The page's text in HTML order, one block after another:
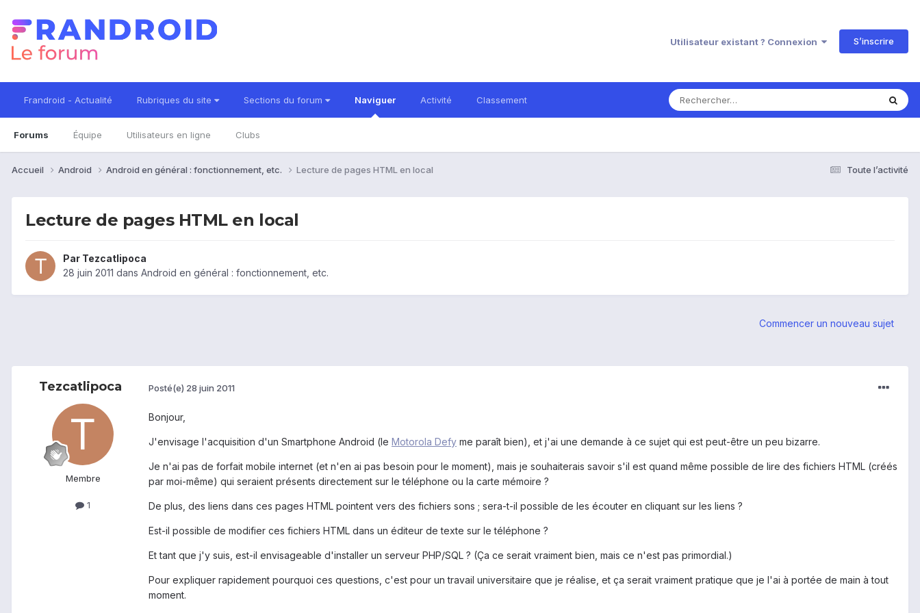
Utilisateur existant ? Connexion S’inscrire
Frandroid - Actualité Rubriques du site Sections du forum Naviguer
Forums Équipe Utilisateurs en ligne Clubs
Activité Classement
Toute l’activité
Accueil Android Android en général : fonctionnement, etc. Lecture de pages HTML en local
Lecture de pages HTML en local
Par Tezcatlipoca
28 juin 2011 dans Android en général : fonctionnement, etc.
Commencer un nouveau sujet
Tezcatlipoca
Membre
1
Posté(e) 28 juin 2011
Bonjour,
J'envisage l'acquisition d'un Smartphone Android (le Motorola Defy me paraît bien), et j'ai une demande à ce sujet qui est peut-être un peu bizarre.
Je n'ai pas de forfait mobile internet (et n'en ai pas besoin pour le moment), mais je souhaiterais savoir s'il est quand même possible de lire des fichiers HTML (créés
par moi-même) qui seraient présents directement sur le téléphone ou la carte mémoire ?
De plus, des liens dans ces pages HTML pointent vers des fichiers sons ; sera-t-il possible de les écouter en cliquant sur les liens ?
Est-il possible de modifier ces fichiers HTML dans un éditeur de texte sur le téléphone ?
Et tant que j'y suis, est-il envisageable d'installer un serveur PHP/SQL ? (Ça ce serait vraiment bien, mais ce n'est pas primordial.)
Pour expliquer rapidement pourquoi ces questions, c'est pour un travail universitaire que je réalise, et ça serait vraiment pratique que je l'ai à portée de main à tout
moment.